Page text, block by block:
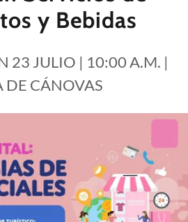
y Bebidas
23 JULIO | 10:00 A.M. |
DE CÁNOVAS